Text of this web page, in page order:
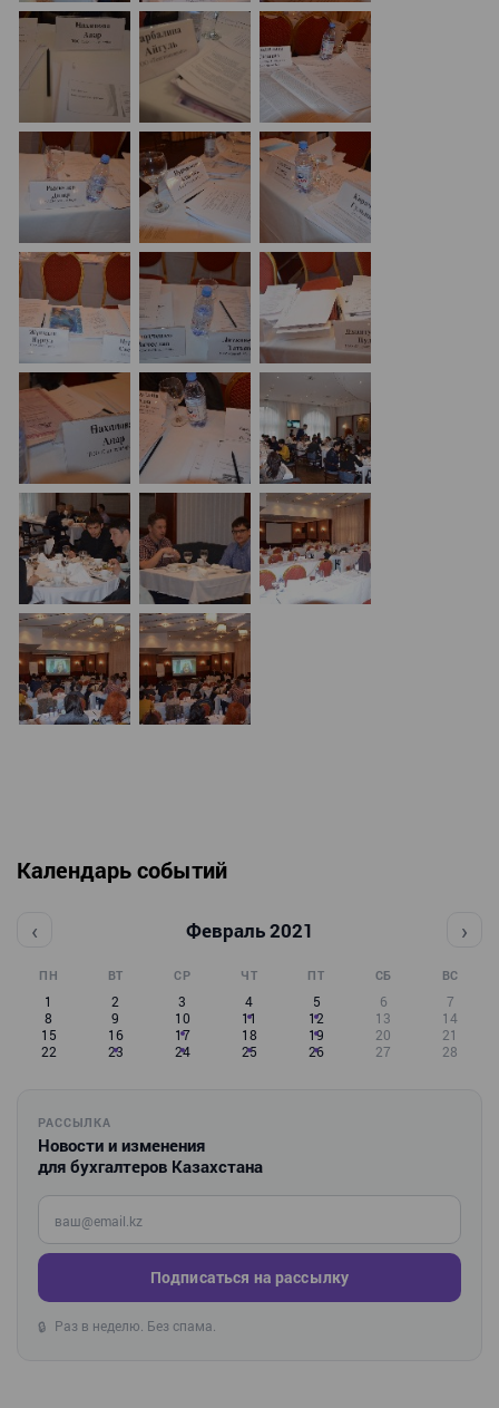
Календарь событий
‹ Февраль 2021 ›
ПН ВТ СР ЧТ ПТ СБ ВС
1 2 3 4 5 6
7
8
9 10 11 12 13
14
15
16 17 18 19 20
21
22
23 24 25 26 27 28
РАССЫЛКА
Новости и изменения
для бухгалтеров Казахстана
Введите ваш e-mail
Подписаться на рассылку
🔒 Раз в неделю. Без спама.